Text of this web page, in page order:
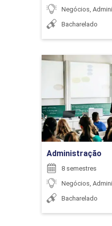
ENCONTRO
ENCONTRO
Negócios,
Bacharelado
Administração
8 semestres
Negócios,
Bacharelado
Ir para